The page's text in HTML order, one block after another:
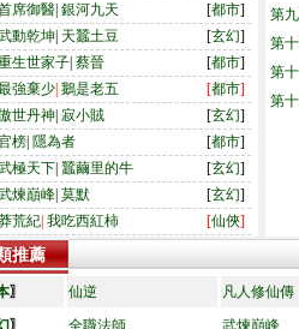
席御醫 銀河九天 [都市]
動乾坤 天蠶土豆 [玄幻]
生世家子 蔡晉 [都市]
強棄少 鵝是老五 [都市]
世丹神 寂小賊 [玄幻]
榜 隱為者 [都市]
極天下 蠶繭里的牛 [玄幻]
煉巔峰 莫默 [玄幻]
荒紀 我吃西紅柿 [仙俠]
第
第
第
第
推薦
〗 仙逆 凡人修仙傳
〗 全職法師 武煉巔峰